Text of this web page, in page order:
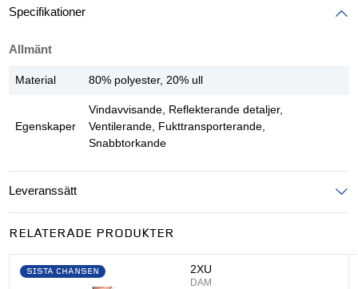
Specifikationer
Allmänt
Material 80% polyester, 20% ull
Egenskaper
Vindavvisande, Reflekterande detaljer,
Ventilerande, Fukttransporterande,
Snabbtorkande
Leveranssätt
RELATERADE PRODUKTER
SISTA CHANSEN 2XU
DAM